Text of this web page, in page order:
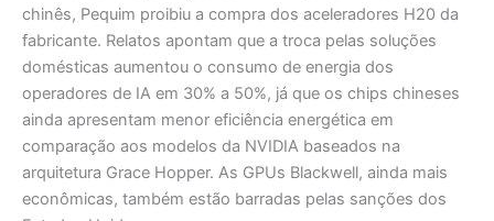
chinês, Pequim proibiu a compra dos aceleradores H20 da
fabricante. Relatos apontam que a troca pelas soluções
domésticas aumentou o consumo de energia dos
operadores de IA em 30% a 50%, já que os chips chineses
ainda apresentam menor eficiência energética em
comparação aos modelos da NVIDIA baseados na
arquitetura Grace Hopper. As GPUs Blackwell, ainda mais
econômicas, também estão barradas pelas sanções dos